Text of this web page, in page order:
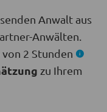
Anwalt aus
Anwälten.
2 Stunden
zu Ihrem